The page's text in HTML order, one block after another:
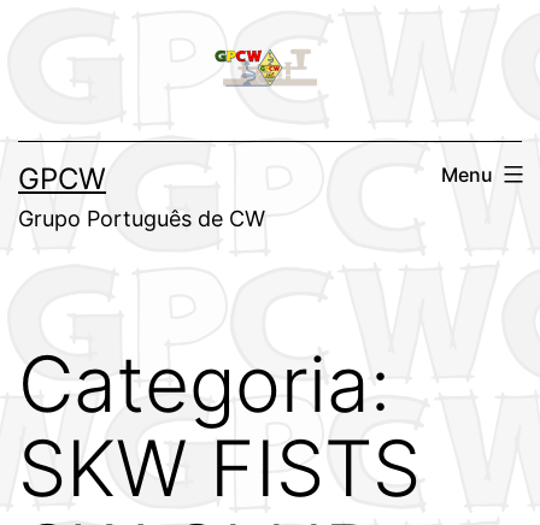
conteúdo
GPCW
Grupo Português de CW
Menu
Categoria:
SKW FISTS